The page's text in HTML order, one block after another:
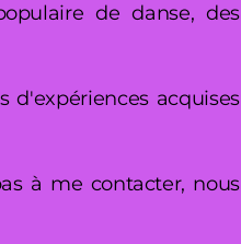
de danse, des
d'expériences acquises
à me contacter, nous